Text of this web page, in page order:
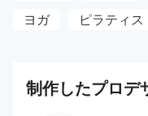
ヨガ
ピラティス
制作したプロデ